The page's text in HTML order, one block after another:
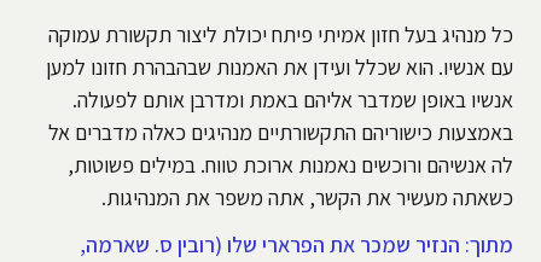
כל מנהיג בעל חזון אמיתי פיתח יכולת ליצור תקשורת עמוקה
עם אנשיו. הוא שכלל ועידן את האמנות שבהבהרת חזונו למען
אנשיו באופן שמדבר אליהם באמת ומדרבן אותם לפעולה.
באמצעות כישוריהם התקשורתיים מנהיגים כאלה מדברים אל
לה אנשיהם ורוכשים נאמנות ארוכת טווח. במילים פשוטות,
כשאתה מעשיר את הקשר, אתה משפר את המנהיגות.
מתוך: הנזיר שמכר את הפרארי שלו (רובין ס. שארמה,